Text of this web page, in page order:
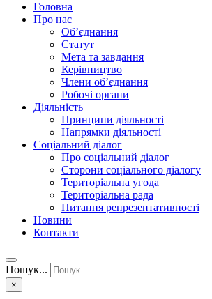
Головна
Про нас
Об’єднання
Статут
Мета та завдання
Керівництво
Члени об’єднання
Робочі органи
Діяльність
Принципи діяльності
Напрямки діяльності
Соціальний діалог
Про соціальний діалог
Сторони соціального діалогу
Територіальна угода
Територіальна рада
Питання репрезентативності
Новини
Контакти
Пошук...
×